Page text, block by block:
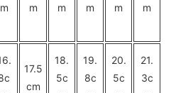
m
m
m
m
m
m
17.5
cm
18.
5c
19.
8c
20.
5c
21.
3c